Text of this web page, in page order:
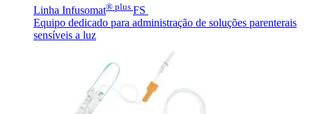
Linha Infusomat® plus FS
Equipo dedicado para administração de soluções parenterais
sensíveis a luz